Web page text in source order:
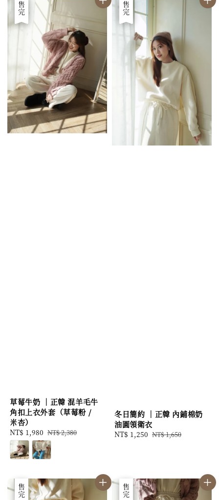
優惠
售完
草莓牛奶 ｜正韓 混羊毛牛
角扣上衣外套（草莓粉 /
米杏）
Sale
price
NT$ 1,980 Regular
price
NT$ 2,380
優惠
售完
冬日簡約 ｜正韓 內鋪棉奶
油圓領衛衣
Sale
NT$ 1,250 Regular
NT$ 1,650
優惠
售完 優惠
售完